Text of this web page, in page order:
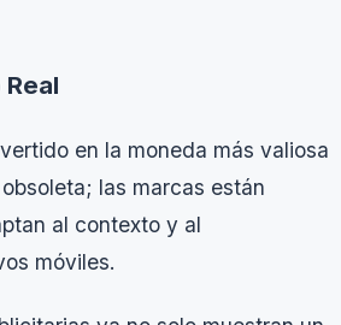
en la moneda más valiosa
las marcas están
al contexto y al
móviles.